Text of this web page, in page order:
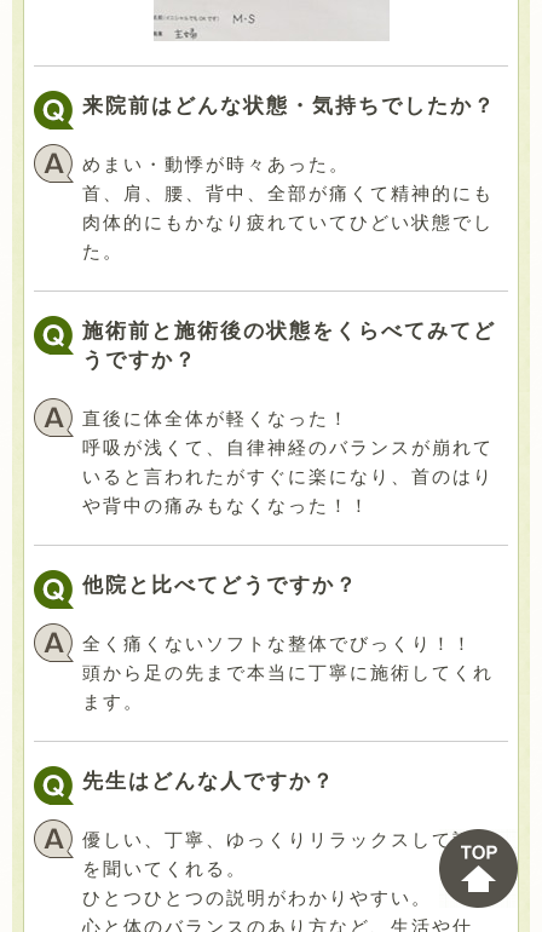
来院前はどんな状態・気持ちでしたか？
めまい・動悸が時々あった。
首、肩、腰、背中、全部が痛くて精神的にも
肉体的にもかなり疲れていてひどい状態でし
た。
施術前と施術後の状態をくらべてみてど
うですか？
直後に体全体が軽くなった！
呼吸が浅くて、自律神経のバランスが崩れて
いると言われたがすぐに楽になり、首のはり
や背中の痛みもなくなった！！
他院と比べてどうですか？
全く痛くないソフトな整体でびっくり！！
頭から足の先まで本当に丁寧に施術してくれ
ます。
先生はどんな人ですか？
優しい、丁寧、ゆっくりリラックスして話し
を聞いてくれる。
ひとつひとつの説明がわかりやすい。
心と体のバランスのあり方など、生活や仕